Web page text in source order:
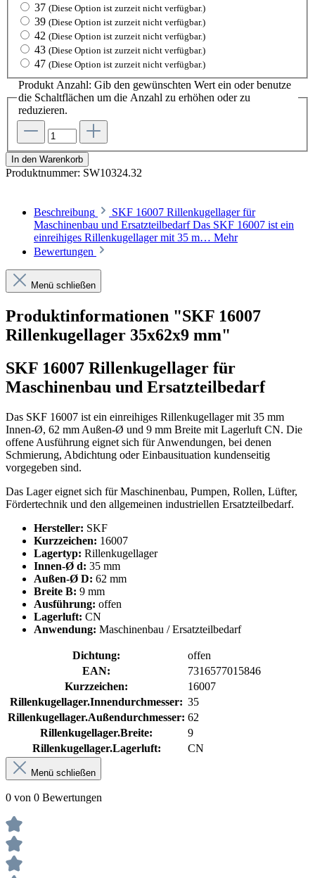
37 (Diese Option ist zurzeit nicht verfügbar.)
39 (Diese Option ist zurzeit nicht verfügbar.)
42 (Diese Option ist zurzeit nicht verfügbar.)
43 (Diese Option ist zurzeit nicht verfügbar.)
47 (Diese Option ist zurzeit nicht verfügbar.)
Produkt Anzahl: Gib den gewünschten Wert ein oder benutze
die Schaltflächen um die Anzahl zu erhöhen oder zu
reduzieren.
In den Warenkorb
Produktnummer: SW10324.32
Beschreibung
SKF 16007 Rillenkugellager für
Maschinenbau und Ersatzteilbedarf Das SKF 16007 ist ein
einreihiges Rillenkugellager mit 35 m… Mehr
Bewertungen
Menü schließen
Produktinformationen "SKF 16007
Rillenkugellager 35x62x9 mm"
SKF 16007 Rillenkugellager für
Maschinenbau und Ersatzteilbedarf
Das SKF 16007 ist ein einreihiges Rillenkugellager mit 35 mm
Innen-Ø, 62 mm Außen-Ø und 9 mm Breite mit Lagerluft CN. Die
offene Ausführung eignet sich für Anwendungen, bei denen
Schmierung, Abdichtung oder Einbausituation kundenseitig
vorgegeben sind.
Das Lager eignet sich für Maschinenbau, Pumpen, Rollen, Lüfter,
Fördertechnik und den allgemeinen industriellen Ersatzteilbedarf.
Hersteller: SKF
Kurzzeichen: 16007
Lagertyp: Rillenkugellager
Innen-Ø d: 35 mm
Außen-Ø D: 62 mm
Breite B: 9 mm
Ausführung: offen
Lagerluft: CN
Anwendung: Maschinenbau / Ersatzteilbedarf
Dichtung:
offen
EAN:
7316577015846
Kurzzeichen:
16007
Rillenkugellager.Innendurchmesser: 35
Rillenkugellager.Außendurchmesser: 62
Rillenkugellager.Breite:
9
Rillenkugellager.Lagerluft:
CN
Menü schließen
0 von 0 Bewertungen